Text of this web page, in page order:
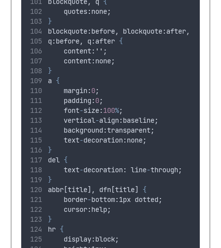
quotes:none;
}
blockquote:before, blockquote:after,
q:before, q:after {
content: '' ;
content:none;
}
a {
margin:0;
padding :0;
font-size:100%;
vertical-align:baseline;
background :transparent;
text-decoration:none;
}
del {
text-decoration: line-through;
}
abbr[title], dfn[title] {
border-bottom:1px dotted ;
cursor:help;
}
hr {
display:block;